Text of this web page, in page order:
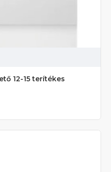
12-15 terítékes